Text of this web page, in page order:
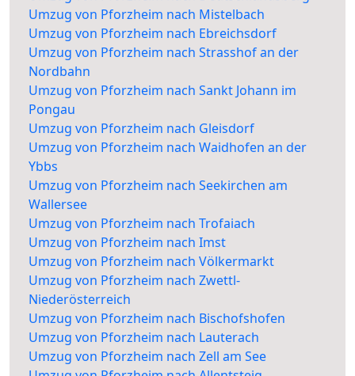
Umzug von Pforzheim nach Mistelbach
Umzug von Pforzheim nach Ebreichsdorf
Umzug von Pforzheim nach Strasshof an der
Nordbahn
Umzug von Pforzheim nach Sankt Johann im
Pongau
Umzug von Pforzheim nach Gleisdorf
Umzug von Pforzheim nach Waidhofen an der
Ybbs
Umzug von Pforzheim nach Seekirchen am
Wallersee
Umzug von Pforzheim nach Trofaiach
Umzug von Pforzheim nach Imst
Umzug von Pforzheim nach Völkermarkt
Umzug von Pforzheim nach Zwettl-
Niederösterreich
Umzug von Pforzheim nach Bischofshofen
Umzug von Pforzheim nach Lauterach
Umzug von Pforzheim nach Zell am See